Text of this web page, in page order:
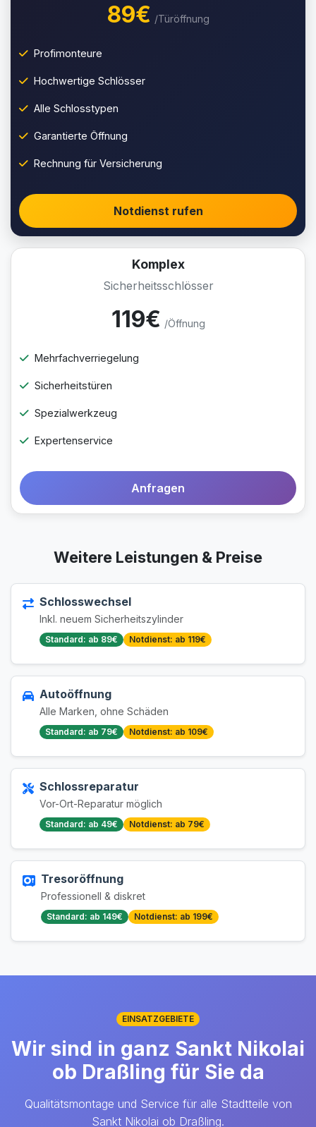
89€ /Türöffnung
Profimonteure
Hochwertige Schlösser
Alle Schlosstypen
Garantierte Öffnung
Rechnung für Versicherung
Notdienst rufen
Komplex
Sicherheitsschlösser
119€ /Öffnung
Mehrfachverriegelung
Sicherheitstüren
Spezialwerkzeug
Expertenservice
Anfragen
Weitere Leistungen & Preise
Schlosswechsel
Inkl. neuem Sicherheitszylinder
Standard: ab 89€ Notdienst: ab 119€
Autoöffnung
Alle Marken, ohne Schäden
Standard: ab 79€ Notdienst: ab 109€
Schlossreparatur
Vor-Ort-Reparatur möglich
Standard: ab 49€ Notdienst: ab 79€
Tresoröffnung
Professionell & diskret
Standard: ab 149€ Notdienst: ab 199€
EINSATZGEBIETE
Wir sind in ganz Sankt Nikolai
ob Draßling für Sie da
Qualitätsmontage und Service für alle Stadtteile von
Sankt Nikolai ob Draßling.